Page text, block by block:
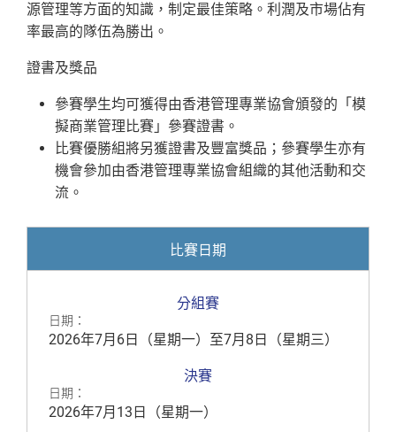
源管理等方面的知識，制定最佳策略。利潤及市場佔有
率最高的隊伍為勝出。
證書及獎品
參賽學生均可獲得由香港管理專業協會頒發的「模
擬商業管理比賽」參賽證書。
比賽優勝組將另獲證書及豐富獎品；參賽學生亦有
機會參加由香港管理專業協會組織的其他活動和交
流。
比賽日期
分組賽
日期：
2026年7月6日（星期一）至7月8日（星期三）
決賽
日期：
2026年7月13日（星期一）